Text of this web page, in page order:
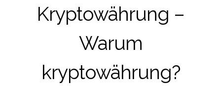
Kryptowährung –
Warum
kryptowährung?